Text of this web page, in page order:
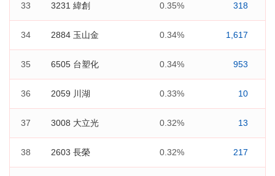
33 3231 緯創 0.35% 318
34 2884 玉山金 0.34% 1,617
35 6505 台塑化 0.34% 953
36 2059 川湖 0.33% 10
37 3008 大立光 0.32% 13
38 2603 長榮 0.32% 217